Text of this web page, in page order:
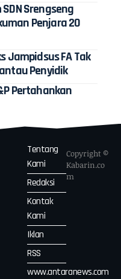
Srengseng
Penjara 20
Jampidsus FA Tak
Penyidik
Pertahankan
Tentang
Kami
Redaksi
Kontak
Kami
Iklan
RSS
www.antaranews.com
Copyright ©
Kabarin.co
m